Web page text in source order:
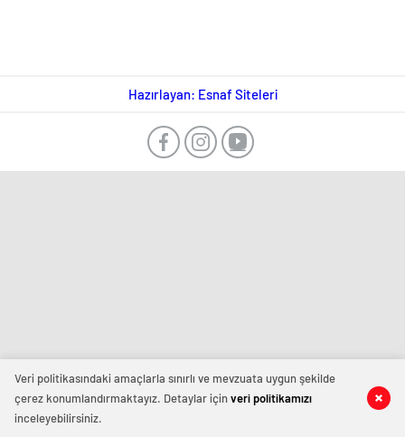
Hazırlayan: Esnaf Siteleri
Veri politikasındaki amaçlarla sınırlı ve mevzuata uygun şekilde
çerez konumlandırmaktayız. Detaylar içinveri politikamızı
inceleyebilirsiniz.